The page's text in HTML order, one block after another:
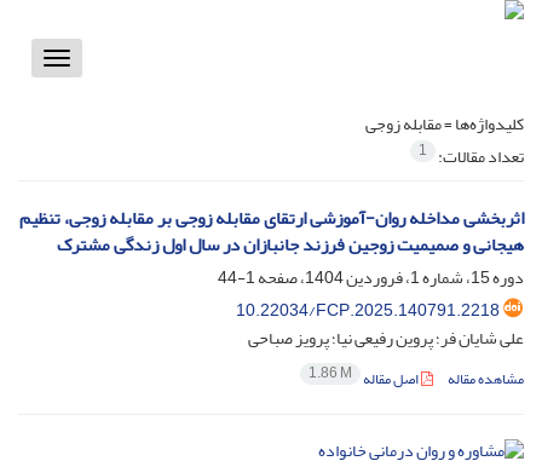
Toggle
کلیدواژه‌ها =مقابله زوجی
تعداد مقالات: 1
اثربخشی مداخله روان-آموزشی ارتقای مقابله زوجی بر مقابله زوجی، تنظیم
هیجانی و صمیمیت زوجین فرزند جانبازان در سال اول زندگی مشترک
دوره 15، شماره 1، فروردین 1404، صفحه
1-44
10.22034/FCP.2025.140791.2218
علی شایان فر؛ پروین رفیعی نیا؛ پرویز صباحی
مشاهده مقاله اصل مقاله 1.86 M